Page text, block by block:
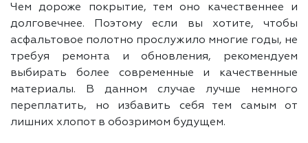
Чем дороже покрытие, тем оно качественнее и
долговечнее. Поэтому если вы хотите, чтобы
асфальтовое полотно прослужило многие годы, не
требуя ремонта и обновления, рекомендуем
выбирать более современные и качественные
материалы. В данном случае лучше немного
переплатить, но избавить себя тем самым от
лишних хлопот в обозримом будущем.